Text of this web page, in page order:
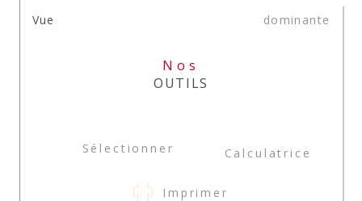
Vue dominante
Nos
OUTILS
Sélectionner Calculatrice
Imprimer